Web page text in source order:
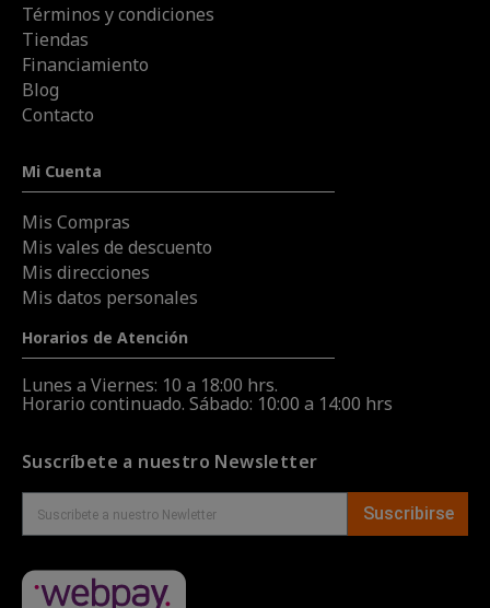
Términos y condiciones
Tiendas
Financiamiento
Blog
Contacto
Mi Cuenta
Mis Compras
Mis vales de descuento
Mis direcciones
Mis datos personales
Horarios de Atención
Lunes a Viernes: 10 a 18:00 hrs.
Horario continuado. Sábado: 10:00 a 14:00 hrs
Suscríbete a nuestro Newsletter
Suscribirse